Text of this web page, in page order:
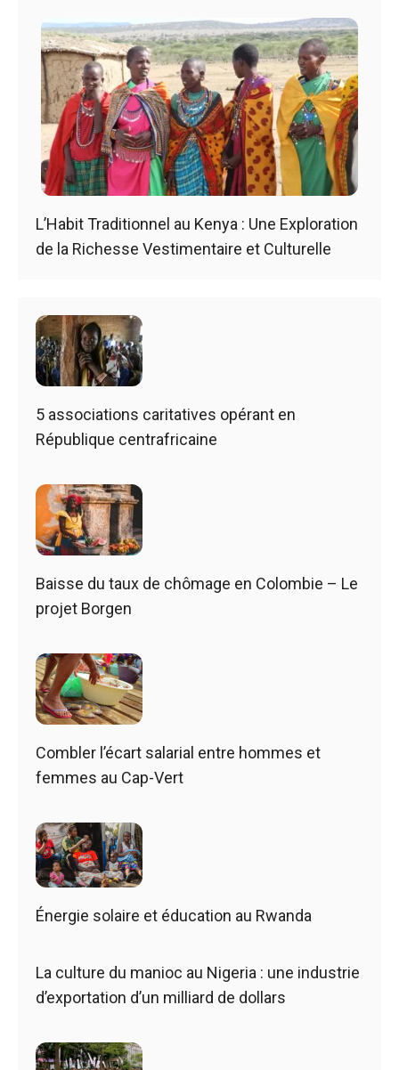
L’Habit Traditionnel au Kenya : Une Exploration
de la Richesse Vestimentaire et Culturelle
5 associations caritatives opérant en
République centrafricaine
Baisse du taux de chômage en Colombie – Le
projet Borgen
Combler l’écart salarial entre hommes et
femmes au Cap-Vert
Énergie solaire et éducation au Rwanda
La culture du manioc au Nigeria : une industrie
d’exportation d’un milliard de dollars